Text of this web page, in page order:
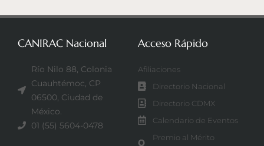
CANIRAC Nacional
Río Nilo 88, Colonia
Cuauhtémoc, CP
06500, Ciudad de
México.
01 (55) 5604-0478
Acceso Rápido
Afiliaciones
Directorio Nacional
Directorio CDMX
Calendario de Eventos
Premio al Mérito